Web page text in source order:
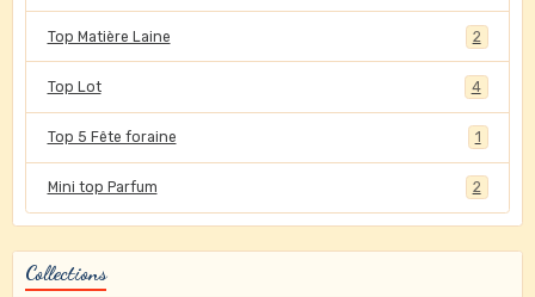
Top Matière Laine 2
Top Lot 4
Top 5 Fête foraine 1
Mini top Parfum 2
Collections